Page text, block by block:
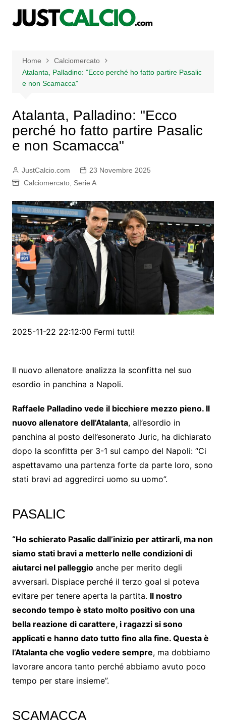
Home
Calciomercato
Atalanta, Palladino: "Ecco perché ho fatto partire Pasalic
e non Scamacca"
Atalanta, Palladino: "Ecco
perché ho fatto partire Pasalic
e non Scamacca"
JustCalcio.com
23 Novembre 2025
Calciomercato, Serie A
2025-11-22 22:12:00 Fermi tutti!
Il nuovo allenatore analizza la sconfitta nel suo
esordio in panchina a Napoli.
Raffaele Palladino vede il bicchiere mezzo pieno. Il
nuovo allenatore dell’Atalanta, all’esordio in
panchina al posto dell’esonerato Juric, ha dichiarato
dopo la sconfitta per 3-1 sul campo del Napoli: “Ci
aspettavamo una partenza forte da parte loro, sono
stati bravi ad aggredirci uomo su uomo”.
PASALIC
“Ho schierato Pasalic dall’inizio per attirarli, ma non
siamo stati bravi a metterlo nelle condizioni di
aiutarci nel palleggioanche per merito degli
avversari. Dispiace perché il terzo goal si poteva
evitare per tenere aperta la partita. Il nostro
secondo tempo è stato molto positivo con una
bella reazione di carattere, i ragazzi si sono
applicati e hanno dato tutto fino alla fine. Questa è
l’Atalanta che voglio vedere sempre, ma dobbiamo
lavorare ancora tanto perché abbiamo avuto poco
tempo per stare insieme”.
SCAMACCA